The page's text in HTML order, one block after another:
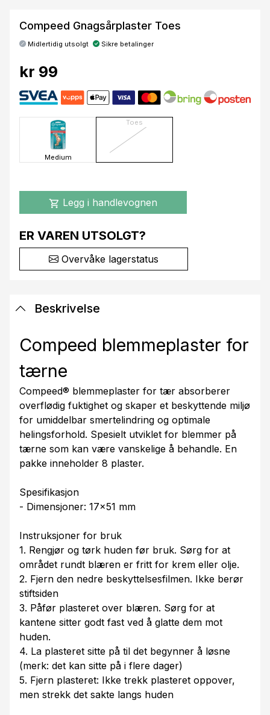
Compeed Gnagsårplaster Toes
Midlertidig utsolgt Sikre betalinger
kr 99
Medium
Toes
shopping_cart Legg i handlevognen
ER VAREN UTSOLGT?
Overvåke lagerstatus
Beskrivelse
Compeed blemmeplaster for
tærne
Compeed® blemmeplaster for tær absorberer
overflødig fuktighet og skaper et beskyttende miljø
for umiddelbar smertelindring og optimale
helingsforhold. Spesielt utviklet for blemmer på
tærne som kan være vanskelige å behandle. En
pakke inneholder 8 plaster.
Spesifikasjon
- Dimensjoner: 17x51 mm
Instruksjoner for bruk
1. Rengjør og tørk huden før bruk. Sørg for at
området rundt blæren er fritt for krem eller olje.
2. Fjern den nedre beskyttelsesfilmen. Ikke berør
stiftsiden
3. Påfør plasteret over blæren. Sørg for at
kantene sitter godt fast ved å glatte dem mot
huden.
4. La plasteret sitte på til det begynner å løsne
(merk: det kan sitte på i flere dager)
5. Fjern plasteret: Ikke trekk plasteret oppover,
men strekk det sakte langs huden